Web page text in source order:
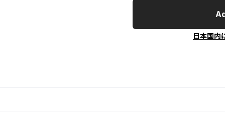
日本国内